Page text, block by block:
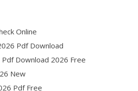
Online
Pdf Download
Pdf Download 2026 Free
New
Pdf Free